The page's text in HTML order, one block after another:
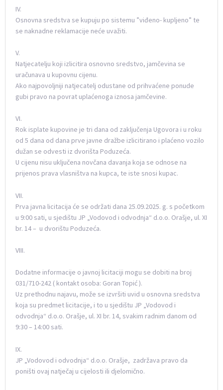
IV.
Osnovna sredstva se kupuju po sistemu ”viđeno- kupljeno” te
se naknadne reklamacije neće uvažiti.
V.
Natjecatelju koji izlicitira osnovno sredstvo, jamčevina se
uračunava u kupovnu cijenu.
Ako najpovoljniji natjecatelj odustane od prihvaćene ponude
gubi pravo na povrat uplaćenoga iznosa jamčevine.
VI.
Rok isplate kupovine je tri dana od zaključenja Ugovora i u roku
od 5 dana od dana prve javne dražbe izlicitirano i plaćeno vozilo
dužan se odvesti iz dvorišta Poduzeća.
U cijenu nisu uključena novčana davanja koja se odnose na
prijenos prava vlasništva na kupca, te iste snosi kupac.
VII.
Prva javna licitacija će se održati dana 25.09.2025. g. s početkom
u 9:00 sati, u sjedištu JP „Vodovod i odvodnja“ d.o.o. Orašje, ul. XI
br. 14 – u dvorištu Poduzeća.
VIII.
Dodatne informacije o javnoj licitaciji mogu se dobiti na broj
031/710-242 ( kontakt osoba: Goran Topić ).
Uz prethodnu najavu, može se izvršiti uvid u osnovna sredstva
koja su predmet licitacije, i to u sjedištu JP „Vodovod i
odvodnja“ d.o.o. Orašje, ul. XI br. 14, svakim radnim danom od
9:30 – 14:00 sati.
IX.
JP „Vodovod i odvodnja“ d.o.o. Orašje, zadržava pravo da
poništi ovaj natječaj u cijelosti ili djelomično.